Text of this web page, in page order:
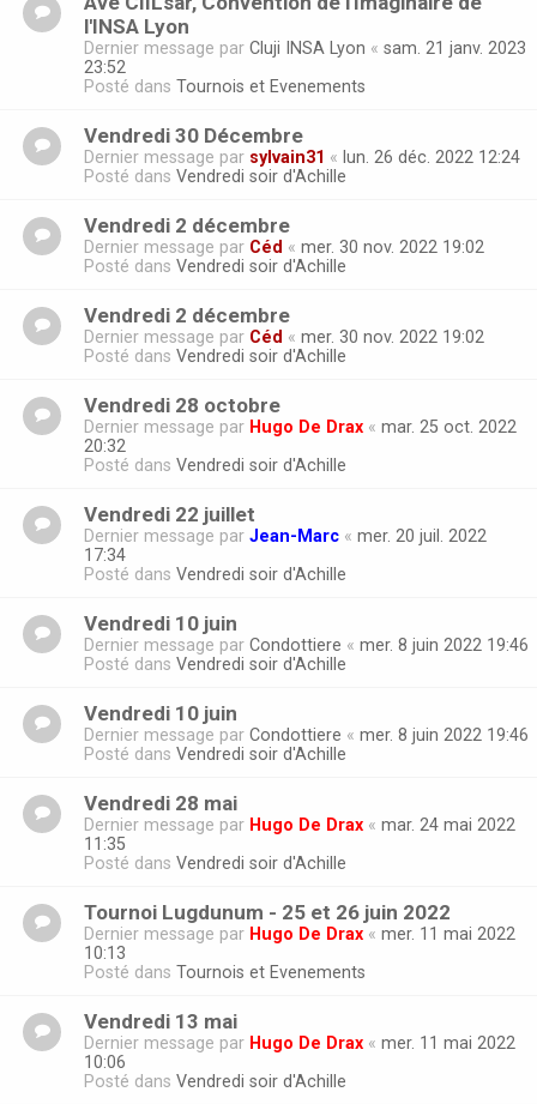
l'INSA Lyon
Dernier message par Cluji INSA Lyon « sam. 21 janv. 2023
23:52
Posté dans Tournois et Evenements
Vendredi 30 Décembre
Dernier message par sylvain31 « lun. 26 déc. 2022 12:24
Posté dans Vendredi soir d'Achille
Vendredi 2 décembre
Dernier message par Céd « mer. 30 nov. 2022 19:02
Posté dans Vendredi soir d'Achille
Vendredi 2 décembre
Dernier message par Céd « mer. 30 nov. 2022 19:02
Posté dans Vendredi soir d'Achille
Vendredi 28 octobre
Dernier message par Hugo De Drax « mar. 25 oct. 2022
20:32
Posté dans Vendredi soir d'Achille
Vendredi 22 juillet
Dernier message par Jean-Marc « mer. 20 juil. 2022
17:34
Posté dans Vendredi soir d'Achille
Vendredi 10 juin
Dernier message par Condottiere « mer. 8 juin 2022 19:46
Posté dans Vendredi soir d'Achille
Vendredi 10 juin
Dernier message par Condottiere « mer. 8 juin 2022 19:46
Posté dans Vendredi soir d'Achille
Vendredi 28 mai
Dernier message par Hugo De Drax « mar. 24 mai 2022
11:35
Posté dans Vendredi soir d'Achille
Tournoi Lugdunum - 25 et 26 juin 2022
Dernier message par Hugo De Drax « mer. 11 mai 2022
10:13
Posté dans Tournois et Evenements
Vendredi 13 mai
Dernier message par Hugo De Drax « mer. 11 mai 2022
10:06
Posté dans Vendredi soir d'Achille